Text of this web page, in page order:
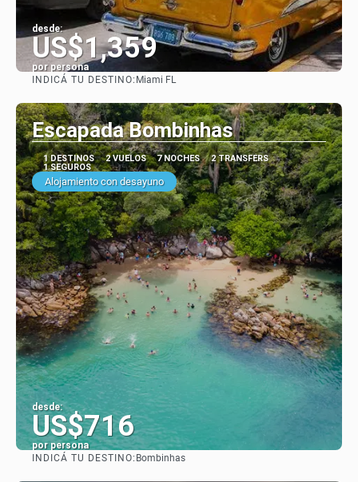
desde:
US$1,359
por persona
INDICÁ TU DESTINO: Miami FL
Escapada Bombinhas
1 DESTINOS 2 VUELOS 7 NOCHES
2 TRANSFERS
1 SEGUROS
Alojamiento con desayuno
desde:
US$716
por persona
INDICÁ TU DESTINO: Bombinhas